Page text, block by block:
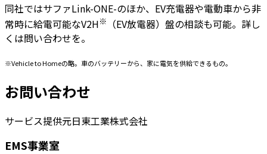
同社ではサファLink-ONE-のほか、EV充電器や電動車から非
常時に給電可能なV2H※
（EV放電器）盤の相談も可能。詳し
くは問い合わせを。
※Vehicle to Homeの略。車のバッテリーから、家に電気を供給できるもの。
お問い合わせ
サービス提供元日東工業株式会社
EMS事業室